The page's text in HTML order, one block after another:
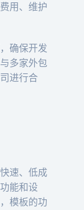
用、维护
确保开发
多家外包
进行合
速、低成
能和设
模板的功